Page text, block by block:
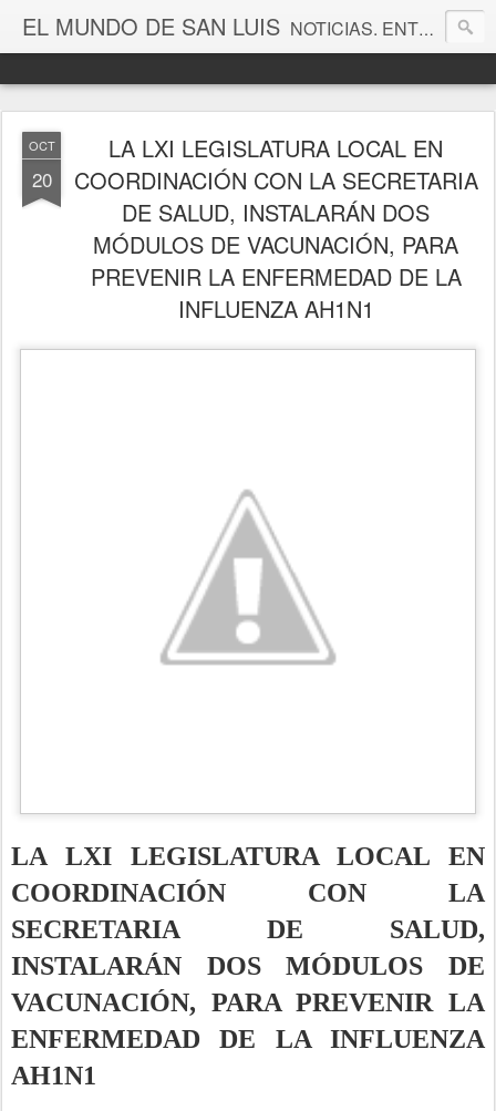
EL MUNDO DE SAN LUIS NOTICIAS. ENTRETENIMIENTO. EDITORIALES. CANAL DE VÍDEOS. GALERÍA DE FOTOGRAFÍAS.
OCT
20
LA LXI LEGISLATURA LOCAL EN
COORDINACIÓN CON LA SECRETARIA
DE SALUD, INSTALARÁN DOS
MÓDULOS DE VACUNACIÓN, PARA
PREVENIR LA ENFERMEDAD DE LA
INFLUENZA AH1N1
LA LXI LEGISLATURA LOCAL EN
COORDINACIÓN CON LA
SECRETARIA DE SALUD,
INSTALARÁN DOS MÓDULOS DE
VACUNACIÓN, PARA PREVENIR LA
ENFERMEDAD DE LA INFLUENZA
AH1N1